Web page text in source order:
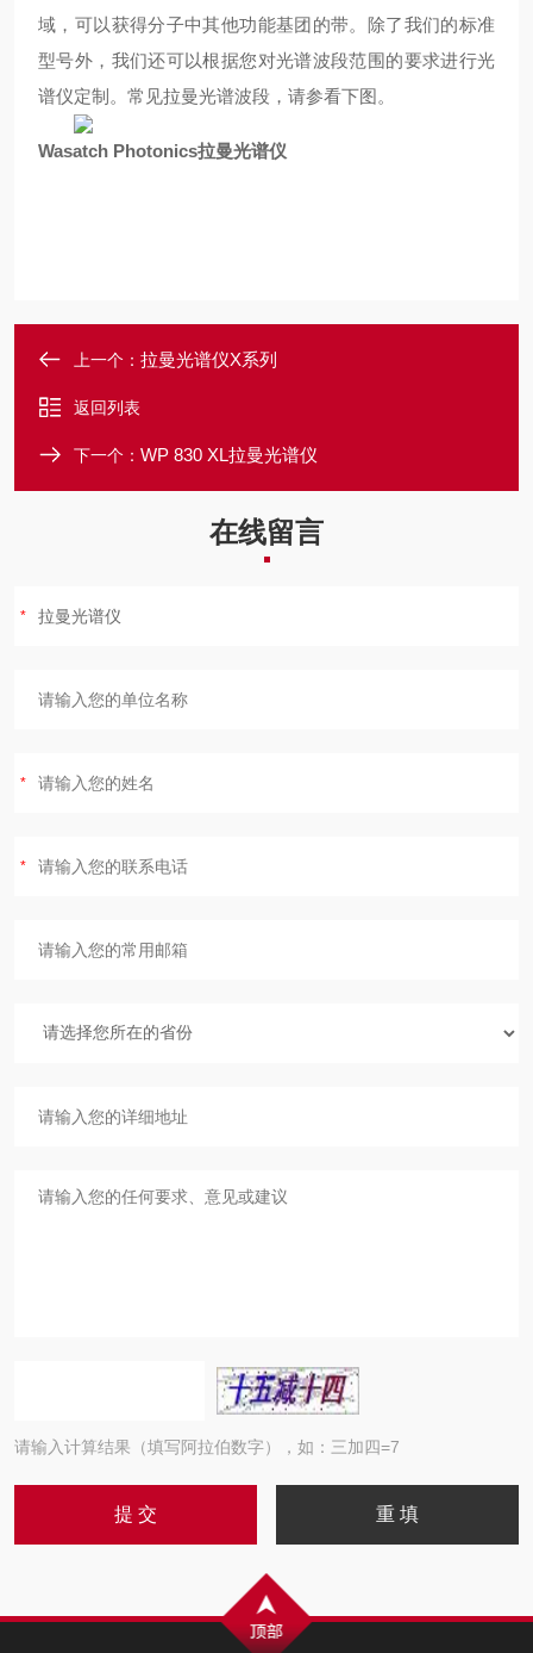
域，可以获得分子中其他功能基团的带。除了我们的标准
型号外，我们还可以根据您对光谱波段范围的要求进行光
谱仪定制。常见拉曼光谱波段，请参看下图。
Wasatch Photonics拉曼光谱仪
上一个： 拉曼光谱仪X系列
返回列表
下一个： WP 830 XL拉曼光谱仪
在线留言
请输入计算结果（填写阿拉伯数字），如：三加四=7